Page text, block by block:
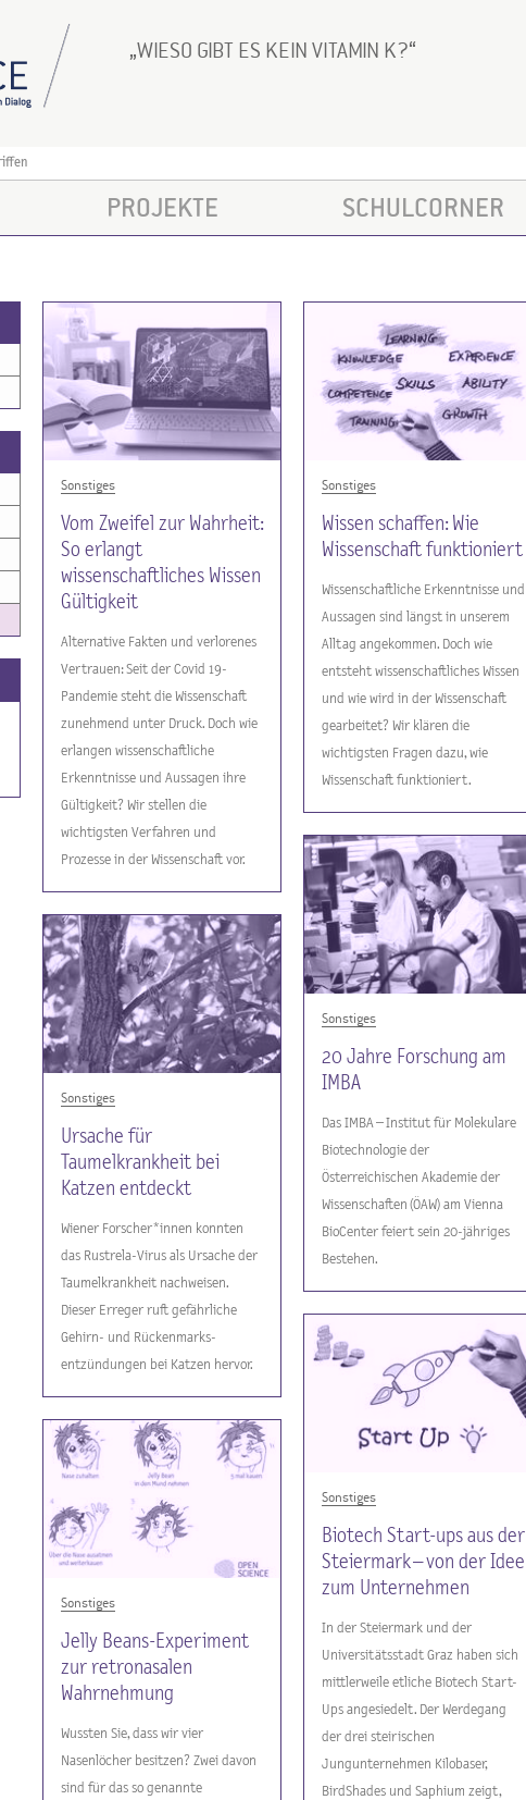
WIESO GIBT ES KEIN VITAMIN K?
PROJEKTE SCHULCORNER
Sonstiges
Vom Zweifel zur Wahrheit:
So erlangt
wissenschaftliches Wissen
Gültigkeit
Alternative Fakten und verlorenes
Vertrauen: Seit der Covid 19-
Pandemie steht die Wissenschaft
zunehmend unter Druck. Doch wie
erlangen wissenschaftliche
Erkenntnisse und Aussagen ihre
Gültigkeit? Wir stellen die
wichtigsten Verfahren und
Prozesse in der Wissenschaft vor.
Sonstiges
Wissen schaffen: Wie
Wissenschaft funktioniert
Wissenschaftliche Erkenntnisse und
Aussagen sind längst in unserem
Alltag angekommen. Doch wie
entsteht wissenschaftliches Wissen
und wie wird in der Wissenschaft
gearbeitet? Wir klären die
wichtigsten Fragen dazu, wie
Wissenschaft funktioniert.
Sonstiges
20 Jahre Forschung am
IMBA
Das IMBA – Institut für Molekulare
Biotechnologie der
Österreichischen Akademie der
Wissenschaften (ÖAW) am Vienna
BioCenter feiert sein 20-jähriges
Bestehen.
Sonstiges
Ursache für
Taumelkrankheit bei
Katzen entdeckt
Wiener Forscher*innen konnten
das Rustrela-Virus als Ursache der
Taumelkrankheit nachweisen.
Dieser Erreger ruft gefährliche
Gehirn- und Rückenmarks-
entzündungen bei Katzen hervor.
Sonstiges
Biotech Start-ups aus der
Steiermark – von der Idee
zum Unternehmen
In der Steiermark und der
Universitätsstadt Graz haben sich
mittlerweile etliche Biotech Start-
Ups angesiedelt. Der Werdegang
der drei steirischen
Jungunternehmen Kilobaser,
BirdShades und Saphium zeigt,
Sonstiges
Jelly Beans-Experiment
zur retronasalen
Wahrnehmung
Wussten Sie, dass wir vier
Nasenlöcher besitzen? Zwei davon
sind für das so genannte